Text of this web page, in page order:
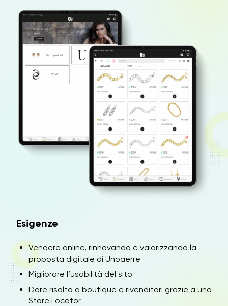
Esigenze
Vendere online, rinnovando e valorizzando la
proposta digitale di Unoaerre
Migliorare l’usabilità del sito
Dare risalto a boutique e rivenditori grazie a uno
Store Locator